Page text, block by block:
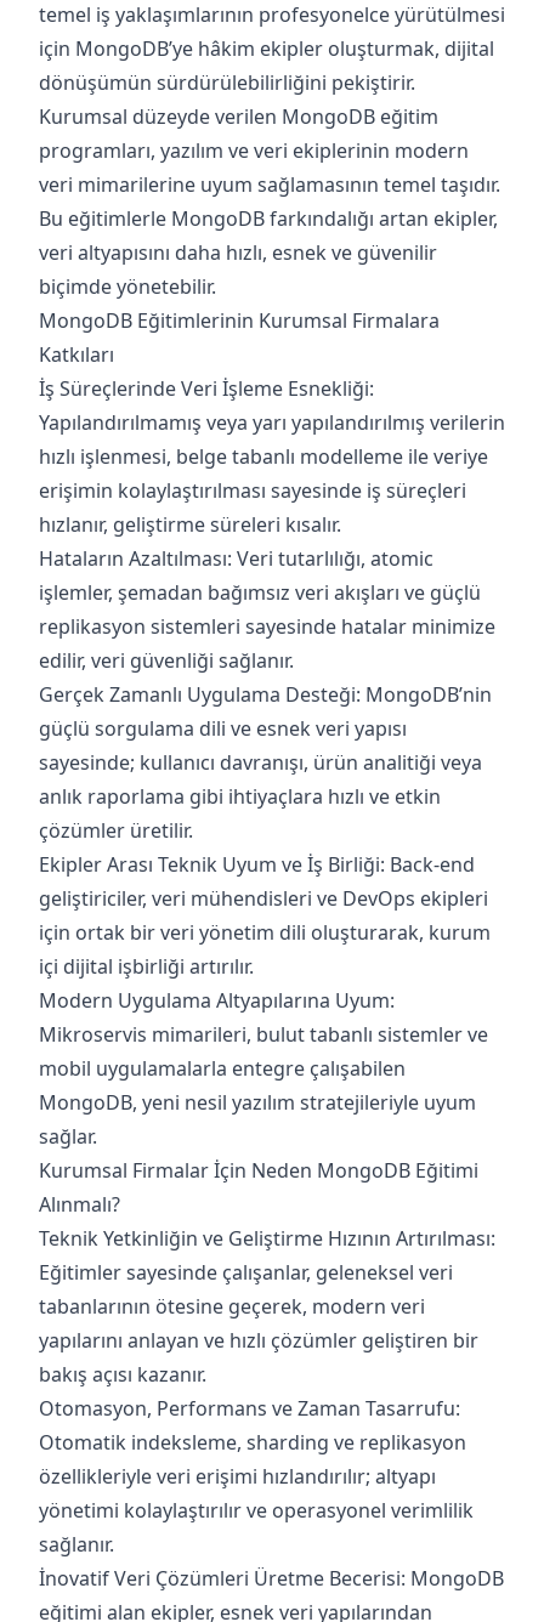
temel iş yaklaşımlarının profesyonelce yürütülmesi
için MongoDB’ye hâkim ekipler oluşturmak, dijital
dönüşümün sürdürülebilirliğini pekiştirir.
Kurumsal düzeyde verilen MongoDB eğitim
programları, yazılım ve veri ekiplerinin modern
veri mimarilerine uyum sağlamasının temel taşıdır.
Bu eğitimlerle MongoDB farkındalığı artan ekipler,
veri altyapısını daha hızlı, esnek ve güvenilir
biçimde yönetebilir.
MongoDB Eğitimlerinin Kurumsal Firmalara
Katkıları
İş Süreçlerinde Veri İşleme Esnekliği:
Yapılandırılmamış veya yarı yapılandırılmış verilerin
hızlı işlenmesi, belge tabanlı modelleme ile veriye
erişimin kolaylaştırılması sayesinde iş süreçleri
hızlanır, geliştirme süreleri kısalır.
Hataların Azaltılması: Veri tutarlılığı, atomic
işlemler, şemadan bağımsız veri akışları ve güçlü
replikasyon sistemleri sayesinde hatalar minimize
edilir, veri güvenliği sağlanır.
Gerçek Zamanlı Uygulama Desteği: MongoDB’nin
güçlü sorgulama dili ve esnek veri yapısı
sayesinde; kullanıcı davranışı, ürün analitiği veya
anlık raporlama gibi ihtiyaçlara hızlı ve etkin
çözümler üretilir.
Ekipler Arası Teknik Uyum ve İş Birliği: Back-end
geliştiriciler, veri mühendisleri ve DevOps ekipleri
için ortak bir veri yönetim dili oluşturarak, kurum
içi dijital işbirliği artırılır.
Modern Uygulama Altyapılarına Uyum:
Mikroservis mimarileri, bulut tabanlı sistemler ve
mobil uygulamalarla entegre çalışabilen
MongoDB, yeni nesil yazılım stratejileriyle uyum
sağlar.
Kurumsal Firmalar İçin Neden MongoDB Eğitimi
Alınmalı?
Teknik Yetkinliğin ve Geliştirme Hızının Artırılması:
Eğitimler sayesinde çalışanlar, geleneksel veri
tabanlarının ötesine geçerek, modern veri
yapılarını anlayan ve hızlı çözümler geliştiren bir
bakış açısı kazanır.
Otomasyon, Performans ve Zaman Tasarrufu:
Otomatik indeksleme, sharding ve replikasyon
özellikleriyle veri erişimi hızlandırılır; altyapı
yönetimi kolaylaştırılır ve operasyonel verimlilik
sağlanır.
İnovatif Veri Çözümleri Üretme Becerisi: MongoDB
eğitimi alan ekipler, esnek veri yapılarından